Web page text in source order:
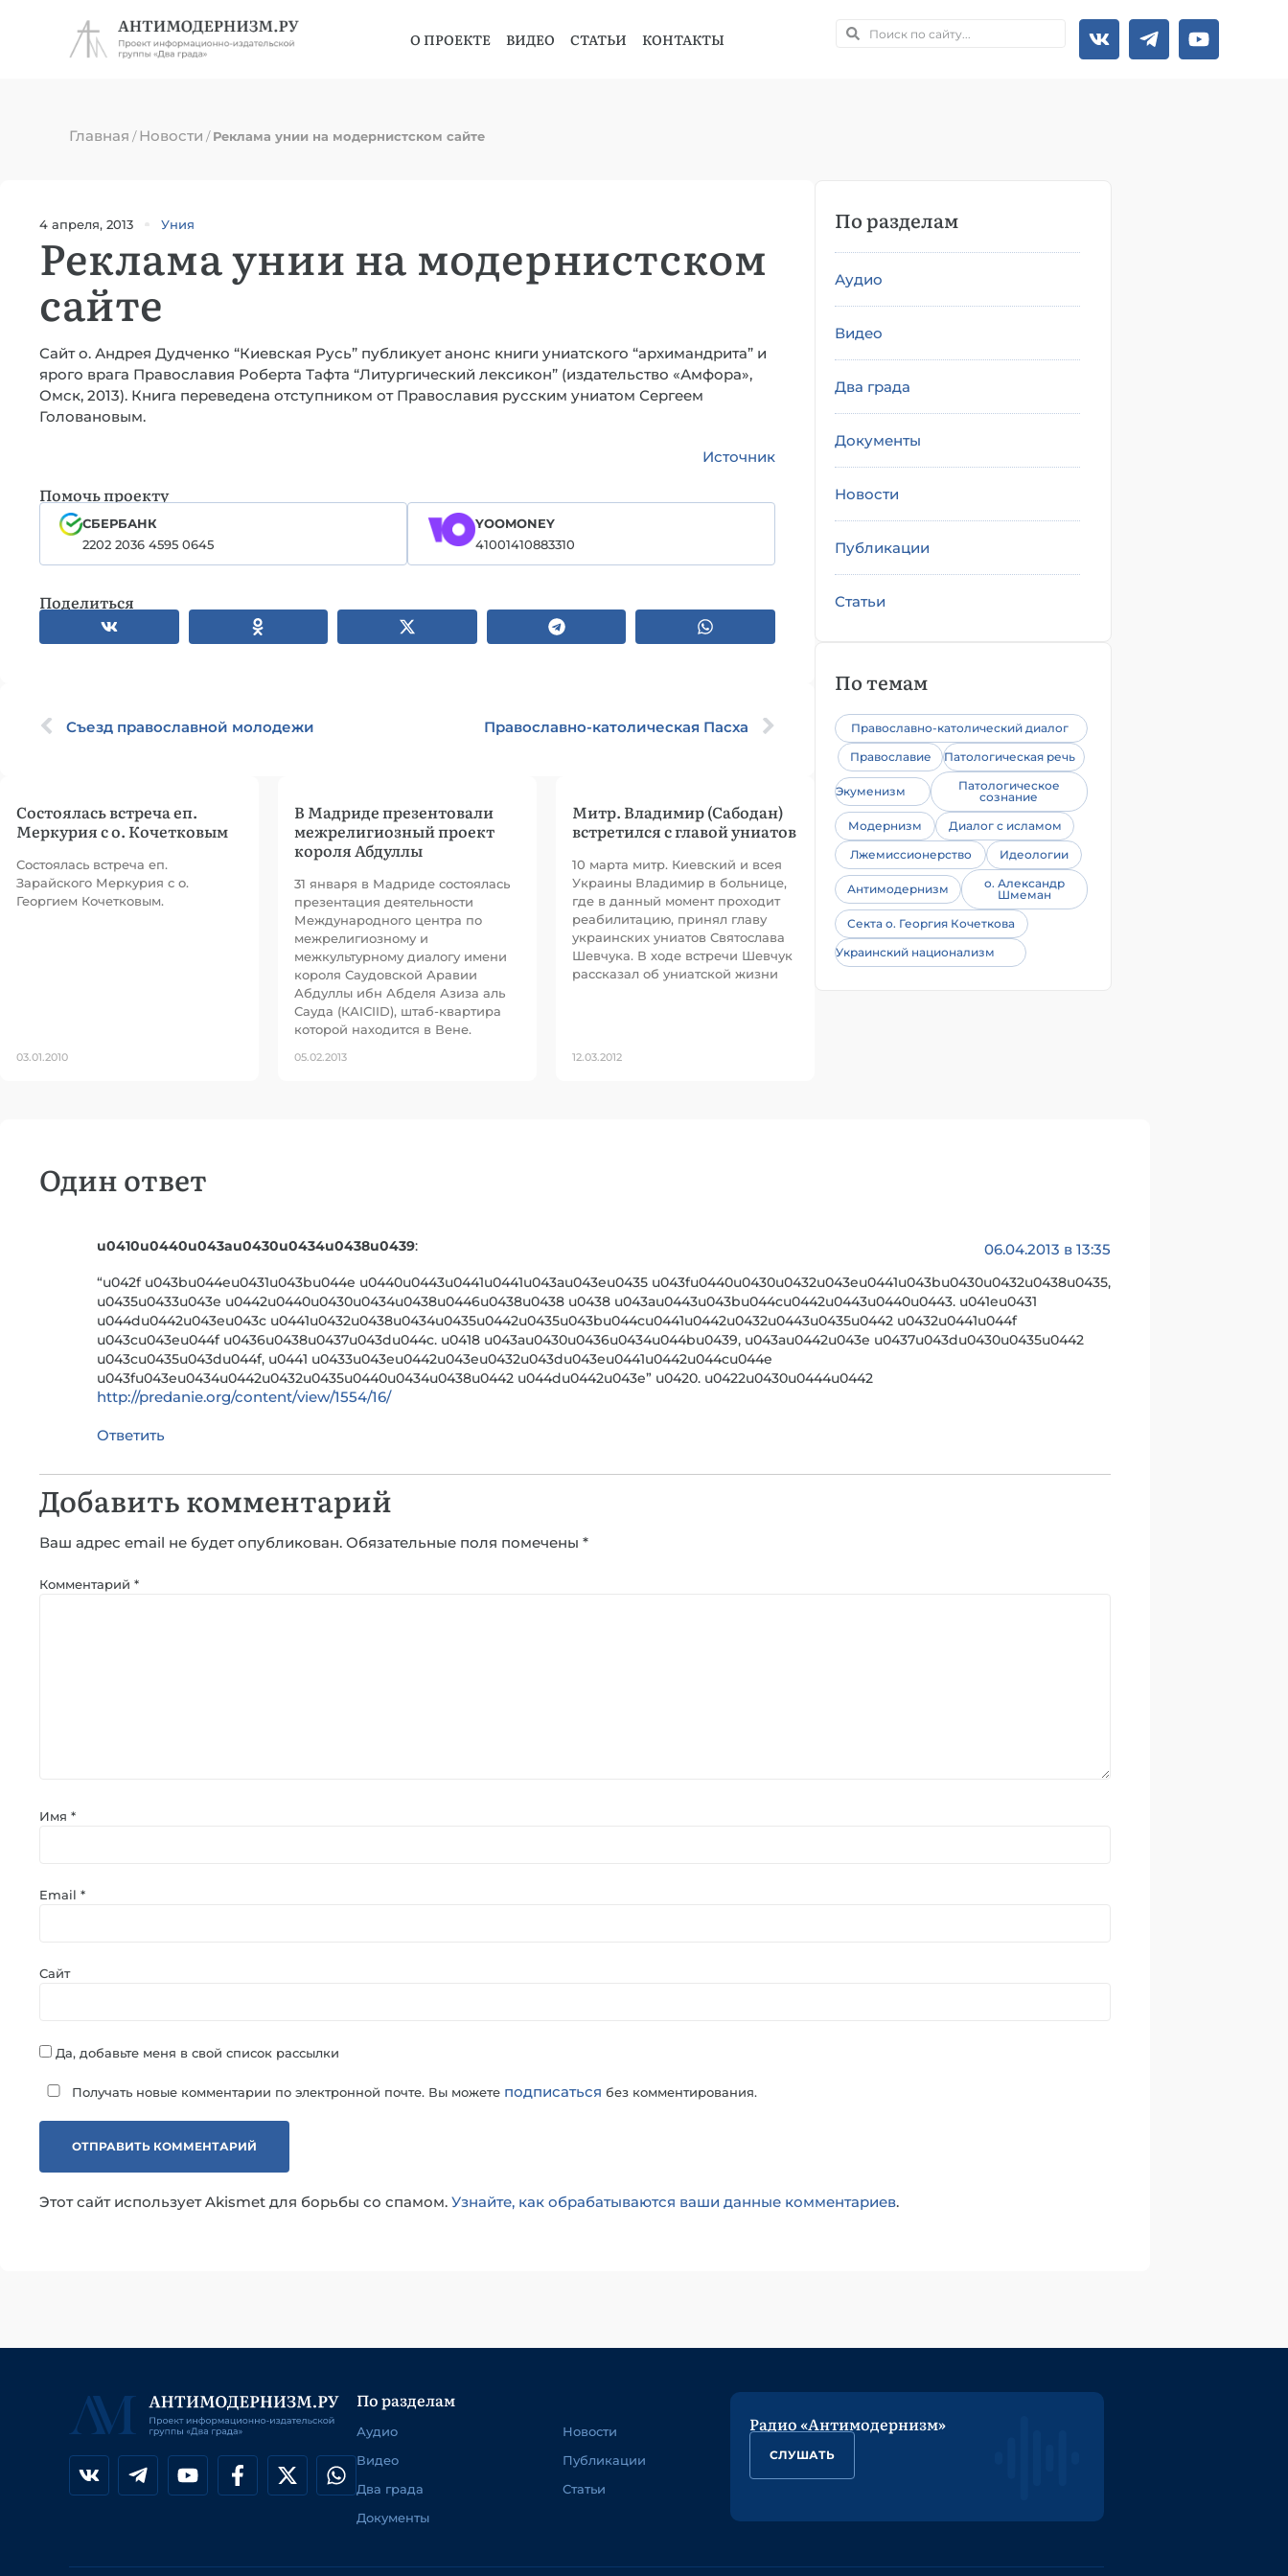
О ПРОЕКТЕ ВИДЕО СТАТЬИ КОНТАКТЫ
Главная /Новости /Реклама унии на модернистском сайте
4 апреля, 2013 Уния
Реклама унии на модернистском
сайте
Сайт о. Андрея Дудченко “Киевская Русь” публикует анонс книги униатского “архимандрита” и
ярого врага Православия Роберта Тафта “Литургический лексикон” (издательство «Амфора»,
Омск, 2013). Книга переведена отступником от Православия русским униатом Сергеем
Головановым.
Источник
Помочь проекту
СБЕРБАНК
2202 2036 4595 0645
YOOMONEY
41001410883310
Поделиться
Съезд православной молодежи Православно-католическая Пасха
Состоялась встреча еп.
Меркурия с о. Кочетковым
Состоялась встреча еп.
Зарайского Меркурия с о.
Георгием Кочетковым.
03.01.2010
В Мадриде презентовали
межрелигиозный проект
короля Абдуллы
31 января в Мадриде состоялась
презентация деятельности
Международного центра по
межрелигиозному и
межкультурному диалогу имени
короля Саудовской Аравии
Абдуллы ибн Абделя Азиза аль
Сауда (КАIСIID), штаб-квартира
которой находится в Вене.
05.02.2013
Митр. Владимир (Сабодан)
встретился с главой униатов
10 марта митр. Киевский и всея
Украины Владимир в больнице,
где в данный момент проходит
реабилитацию, принял главу
украинских униатов Святослава
Шевчука. В ходе встречи Шевчук
рассказал об униатской жизни
12.03.2012
По разделам
Аудио
Видео
Два града
Документы
Новости
Публикации
Статьи
По темам
Православно-католический диалог
Православие
Патологическая речь
Экуменизм
Патологическое
сознание
Модернизм
Диалог с исламом
Лжемиссионерство
Идеологии
Антимодернизм
о. Александр
Шмеман
Секта о. Георгия Кочеткова
Украинский национализм
Один ответ
u0410u0440u043au0430u0434u0438u0439: 06.04.2013 в 13:35
“u042f u043bu044eu0431u043bu044e u0440u0443u0441u0441u043au043eu0435 u043fu0440u0430u0432u043eu0441u043bu0430u0432u0438u0435,
u0435u0433u043e u0442u0440u0430u0434u0438u0446u0438u0438 u0438 u043au0443u043bu044cu0442u0443u0440u0443. u041eu0431
u044du0442u043eu043c u0441u0432u0438u0434u0435u0442u0435u043bu044cu0441u0442u0432u0443u0435u0442 u0432u0441u044f
u043cu043eu044f u0436u0438u0437u043du044c. u0418 u043au0430u0436u0434u044bu0439, u043au0442u043e u0437u043du0430u0435u0442
u043cu0435u043du044f, u0441 u0433u043eu0442u043eu0432u043du043eu0441u0442u044cu044e
u043fu043eu0434u0442u0432u0435u0440u0434u0438u0442 u044du0442u043e” u0420. u0422u0430u0444u0442
http://predanie.org/content/view/1554/16/
Ответить
Добавить комментарий
Ваш адрес email не будет опубликован. Обязательные поля помечены *
Комментарий *
Имя *
Email *
Сайт
Да, добавьте меня в свой список рассылки
Получать новые комментарии по электронной почте. Вы можете подписаться без комментирования.
Этот сайт использует Akismet для борьбы со спамом. Узнайте, как обрабатываются ваши данные комментариев.
По разделам
Аудио
Видео
Два града
Документы
Новости
Публикации
Статьи
Радио «Антимодернизм»
СЛУШАТЬ